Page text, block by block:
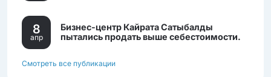
8
апр
Бизнес-центр Кайрата Сатыбалды
пытались продать выше себестоимости.
Смотреть все публикации